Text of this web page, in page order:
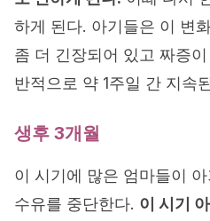
하게 된다. 아기들은 이 변
좀 더 긴장되어 있고 짜증
반적으로 약 1주일 간 지속
생후 3개월
이 시기에 많은 엄마들이
수유를 중단한다. 이 시기